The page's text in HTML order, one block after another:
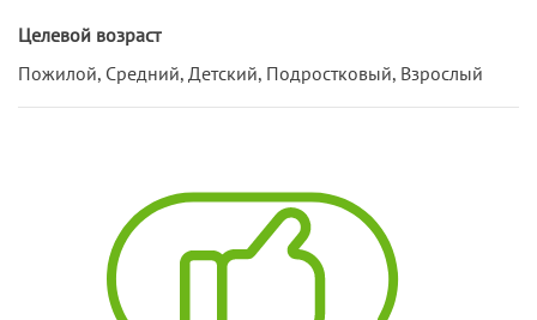
Целевой возраст
Пожилой, Средний, Детский, Подростковый, Взрослый